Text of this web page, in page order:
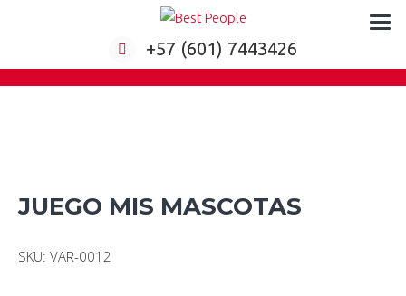
Formación virtual para empresas
+57 (601) 7443426
JUEGO MIS MASCOTAS
SKU: VAR-0012